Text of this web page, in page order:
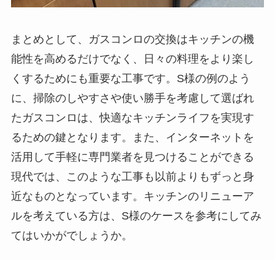
まとめとして、ガスコンロの交換はキッチンの機
能性を高めるだけでなく、日々の料理をより楽し
くするためにも重要な工事です。S様の例のよう
に、掃除のしやすさや使い勝手を考慮して選ばれ
たガスコンロは、快適なキッチンライフを実現す
るための鍵となります。また、インターネットを
活用して手軽に専門業者を見つけることができる
現代では、このような工事も以前よりもずっと身
近なものとなっています。キッチンのリニューア
ルを考えている方は、S様のケースを参考にしてみ
てはいかがでしょうか。